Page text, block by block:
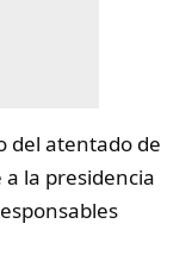
del atentado de
la presidencia